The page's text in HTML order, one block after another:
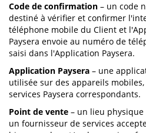
Code de confirmation – un code
destiné à vérifier et confirmer
téléphone mobile du Client et
Paysera envoie au numéro de
saisi dans l'Application Paysera.
Application Paysera – une
utilisée sur des appareils
services Paysera correspondants.
Point de vente – un lieu
un fournisseur de services